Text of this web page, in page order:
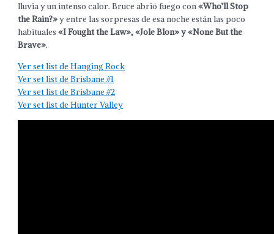
lluvia y un intenso calor. Bruce abrió fuego con«Who’ll Stop
the Rain?»y entre las sorpresas de esa noche están las poco
habituales«I Fought the Law», «Jole Blon» y «None But the
Brave».
Ver set list de Hanging Rock
Ver set list de Brisbane #1
Ver set list de Brisbane #2
Ver set list de Hunter Valley